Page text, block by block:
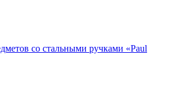
со стальными ручками «Paul